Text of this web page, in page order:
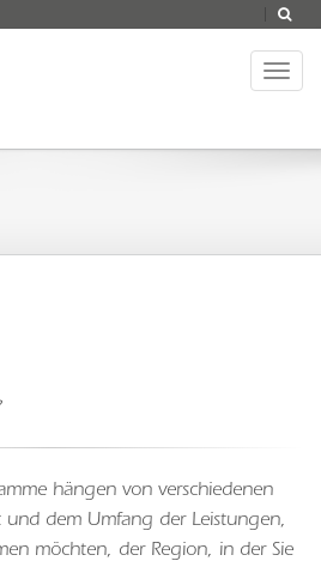
hängen von verschiedenen
dem Umfang der Leistungen,
möchten, der Region, in der Sie